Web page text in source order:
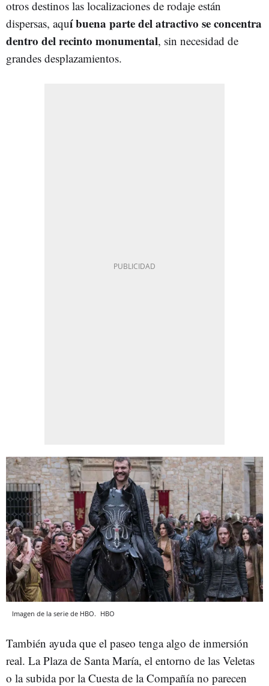
otros destinos las localizaciones de rodaje están
dispersas, aquí buena parte del atractivo se concentra
dentro del recinto monumental, sin necesidad de
grandes desplazamientos.
Imagen de la serie de HBO. HBO
También ayuda que el paseo tenga algo de inmersión
real. La Plaza de Santa María, el entorno de las Veletas
o la subida por la Cuesta de la Compañía no parecen